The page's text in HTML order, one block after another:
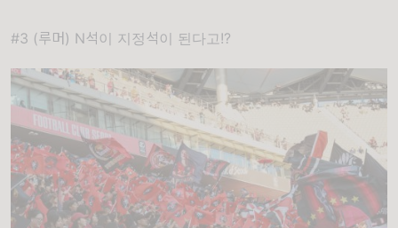
#3 (루머) N석이 지정석이 된다고!?